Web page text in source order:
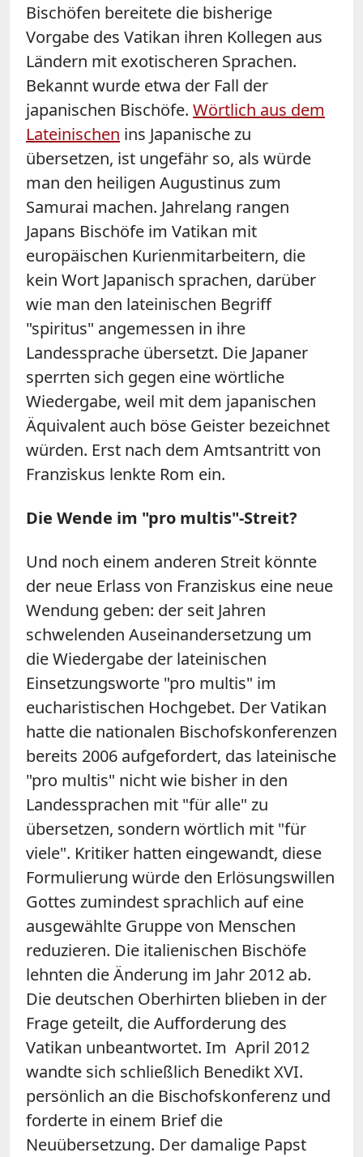
Bischöfen bereitete die bisherige
Vorgabe des Vatikan ihren Kollegen aus
Ländern mit exotischeren Sprachen.
Bekannt wurde etwa der Fall der
japanischen Bischöfe. Wörtlich aus dem
Lateinischen ins Japanische zu
übersetzen, ist ungefähr so, als würde
man den heiligen Augustinus zum
Samurai machen. Jahrelang rangen
Japans Bischöfe im Vatikan mit
europäischen Kurienmitarbeitern, die
kein Wort Japanisch sprachen, darüber
wie man den lateinischen Begriff
"spiritus" angemessen in ihre
Landessprache übersetzt. Die Japaner
sperrten sich gegen eine wörtliche
Wiedergabe, weil mit dem japanischen
Äquivalent auch böse Geister bezeichnet
würden. Erst nach dem Amtsantritt von
Franziskus lenkte Rom ein.
Die Wende im "pro multis"-Streit?
Und noch einem anderen Streit könnte
der neue Erlass von Franziskus eine neue
Wendung geben: der seit Jahren
schwelenden Auseinandersetzung um
die Wiedergabe der lateinischen
Einsetzungsworte "pro multis" im
eucharistischen Hochgebet. Der Vatikan
hatte die nationalen Bischofskonferenzen
bereits 2006 aufgefordert, das lateinische
"pro multis" nicht wie bisher in den
Landessprachen mit "für alle" zu
übersetzen, sondern wörtlich mit "für
viele". Kritiker hatten eingewandt, diese
Formulierung würde den Erlösungswillen
Gottes zumindest sprachlich auf eine
ausgewählte Gruppe von Menschen
reduzieren. Die italienischen Bischöfe
lehnten die Änderung im Jahr 2012 ab.
Die deutschen Oberhirten blieben in der
Frage geteilt, die Aufforderung des
Vatikan unbeantwortet. Im April 2012
wandte sich schließlich Benedikt XVI.
persönlich an die Bischofskonferenz und
forderte in einem Brief die
Neuübersetzung. Der damalige Papst